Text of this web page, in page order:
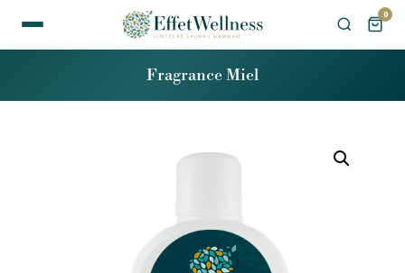
0
Fragrance Miel